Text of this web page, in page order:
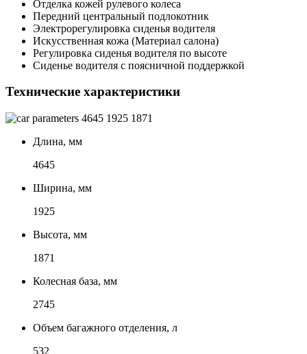
Отделка кожей рулевого колеса
Передний центральный подлокотник
Электрорегулировка сиденья водителя
Искусственная кожа (Материал салона)
Регулировка сиденья водителя по высоте
Сиденье водителя с поясничной поддержкой
Технические характеристики
4645 1925 1871
Длина, мм
4645
Ширина, мм
1925
Высота, мм
1871
Колесная база, мм
2745
Объем багажного отделения, л
532